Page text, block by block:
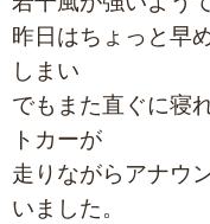
昨日はちょっと早
しまい
でもまた直ぐに寝
トカーが
走りながらアナウ
いました。